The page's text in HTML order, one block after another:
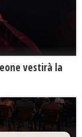
vestirà la